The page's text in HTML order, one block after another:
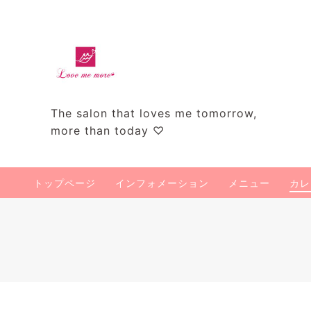
The salon that loves me tomorrow,
more than today ♡
トップページ インフォメーション メニュー カ